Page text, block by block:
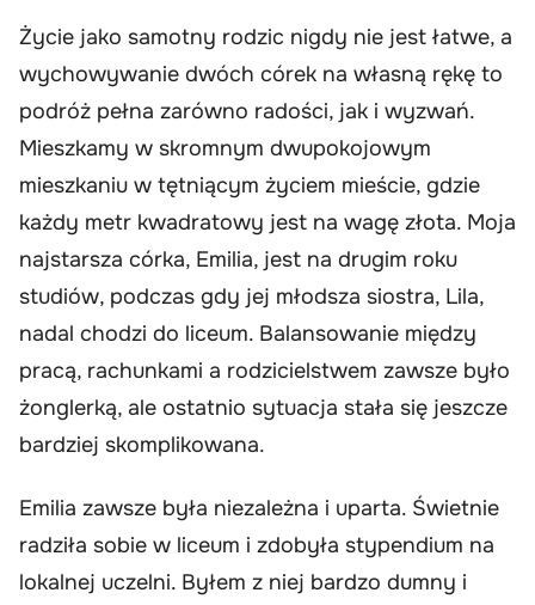
Życie jako samotny rodzic nigdy nie jest łatwe, a
wychowywanie dwóch córek na własną rękę to
podróż pełna zarówno radości, jak i wyzwań.
Mieszkamy w skromnym dwupokojowym
mieszkaniu w tętniącym życiem mieście, gdzie
każdy metr kwadratowy jest na wagę złota. Moja
najstarsza córka, Emilia, jest na drugim roku
studiów, podczas gdy jej młodsza siostra, Lila,
nadal chodzi do liceum. Balansowanie między
pracą, rachunkami a rodzicielstwem zawsze było
żonglerką, ale ostatnio sytuacja stała się jeszcze
bardziej skomplikowana.
Emilia zawsze była niezależna i uparta. Świetnie
radziła sobie w liceum i zdobyła stypendium na
lokalnej uczelni. Byłem z niej bardzo dumny i